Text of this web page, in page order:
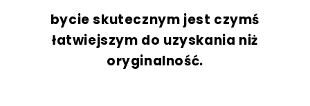
bycie skutecznym jest czymś
łatwiejszym do uzyskania niż
oryginalność.